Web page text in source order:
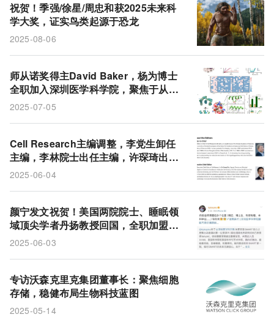
祝贺！季强/徐星/周忠和获2025未来科
学大奖，证实鸟类起源于恐龙
2025-08-06
师从诺奖得主David Baker，杨为博士
全职加入深圳医学科学院，聚焦于从头
设计蛋白质药物
2025-07-05
Cell Research主编调整，李党生卸任
主编，李林院士出任主编，许琛琦出任
执行主编
2025-06-04
颜宁发文祝贺！美国两院院士、睡眠领
域顶尖学者丹扬教授回国，全职加盟深
圳医学科学院
2025-06-03
专访沃森克里克集团董事长：聚焦细胞
存储，稳健布局生物科技蓝图
2025-05-14